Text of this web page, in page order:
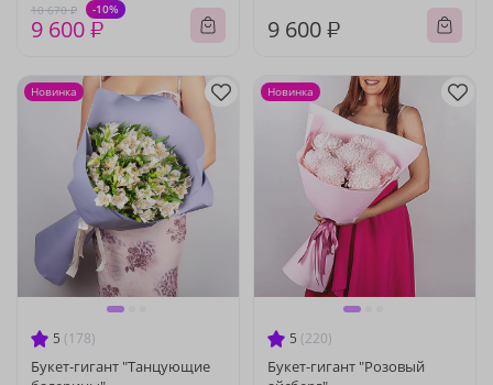
10 670 ₽ -10%
9 600 ₽ 9 600 ₽
5 (178)
Букет-гигант "Танцующие
Новинка
5 (220)
Букет-гигант "Розовый
Новинка